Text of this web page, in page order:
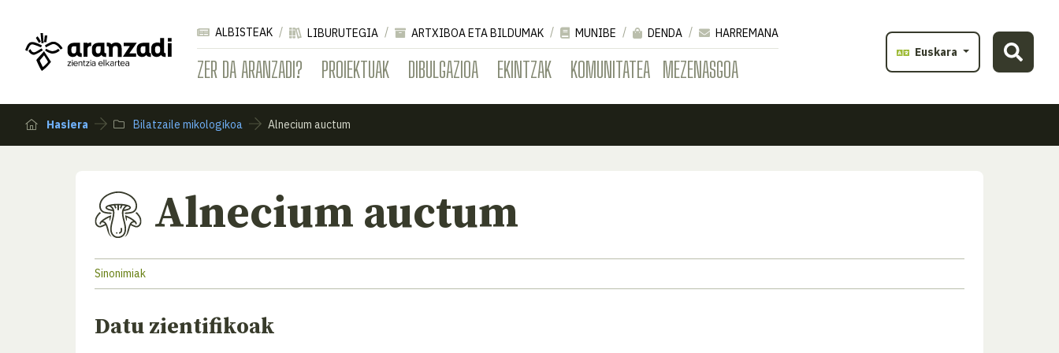
ZER DA ARANZADI? PROIEKTUAK DIBULGAZIOA EKINTZAK KOMUNITATEA MEZENASGOA
ALBISTEAK LIBURUTEGIA ARTXIBOA ETA BILDUMAK MUNIBE DENDA
HARREMANA
Euskara
Hasiera Bilatzaile mikologikoa Alnecium auctum
Alnecium auctum
Sinonimiak
Datu zientifikoak